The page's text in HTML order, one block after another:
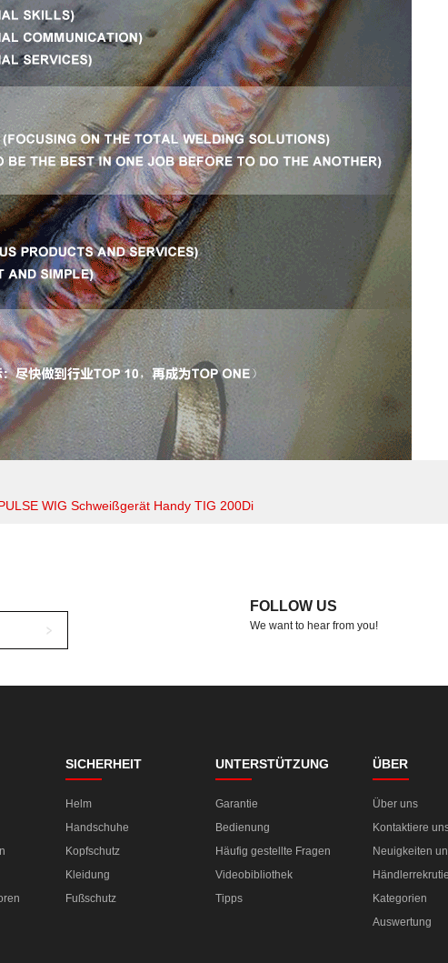
WIG Schweißgerät Handy TIG 200Di
FOLLOW US
We want to hear from you!
SICHERHEIT
Helm
Handschuhe
Kopfschutz
Kleidung
Fußschutz
UNTERSTÜTZUNG
Garantie
Bedienung
Häufig gestellte Fragen
Videobibliothek
Tipps
ÜBER
Über uns
Kontaktiere
Neuigkeiten
Kategorien
Auswertung